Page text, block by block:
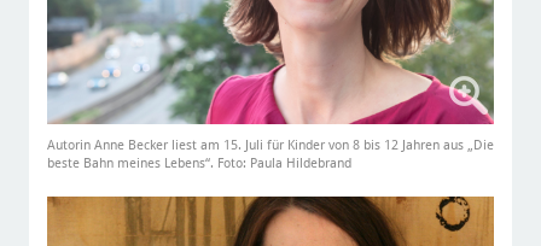
Autorin Anne Becker liest am 15. Juli für Kinder von 8 bis 12 Jahren aus „Die
beste Bahn meines Lebens“. Foto: Paula Hildebrand